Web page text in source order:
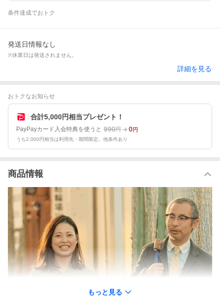
条件達成でおトク
発送日情報なし
※休業日は発送されません。
詳細を見る
おトクなお知らせ
合計5,000円相当プレゼント！
PayPayカード入会特典を使うと 990円 0円
うち2,000円相当は利用先・期間限定。他条件あり
商品情報
もっと見る